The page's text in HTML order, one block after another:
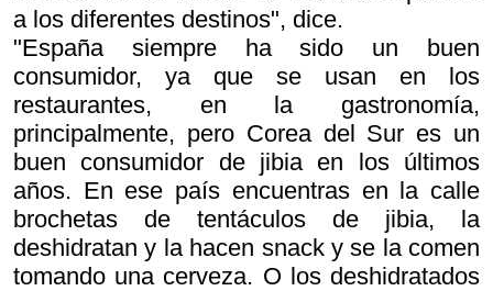
a los diferentes destinos", dice.
"España siempre ha sido un buen
consumidor, ya que se usan en los
restaurantes, en la gastronomía,
principalmente, pero Corea del Sur es un
buen consumidor de jibia en los últimos
años. En ese país encuentras en la calle
brochetas de tentáculos de jibia, la
deshidratan y la hacen snack y se la comen
tomando una cerveza. O los deshidratados